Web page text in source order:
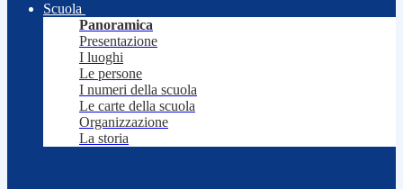
Scuola
Panoramica
Presentazione
I luoghi
Le persone
I numeri della scuola
Le carte della scuola
Organizzazione
La storia